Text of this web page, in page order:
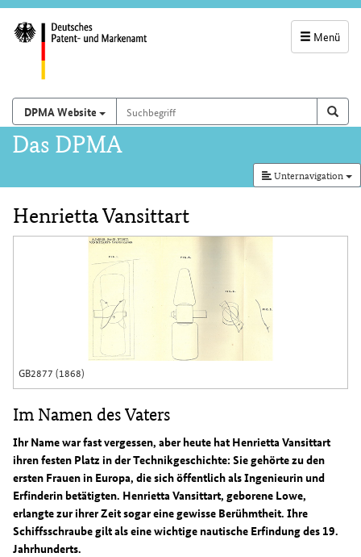
Menü
und
Suchfeld
Suchen auf
DPMA Website Suchbegriff
Hauptnavigation
Das DPMA
Unternavigation
Inhalt
Henrietta Vansittart
GB2877 (1868)
Im Namen des Vaters
Ihr Name war fast vergessen, aber heute hat Henrietta Vansittart
ihren festen Platz in der Technikgeschichte: Sie gehörte zu den
ersten Frauen in Europa, die sich öffentlich als Ingenieurin und
Erfinderin betätigten. Henrietta Vansittart, geborene Lowe,
erlangte zur ihrer Zeit sogar eine gewisse Berühmtheit. Ihre
Schiffsschraube gilt als eine wichtige nautische Erfindung des 19.
Jahrhunderts.